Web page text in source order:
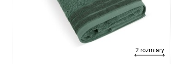
2 rozmiary